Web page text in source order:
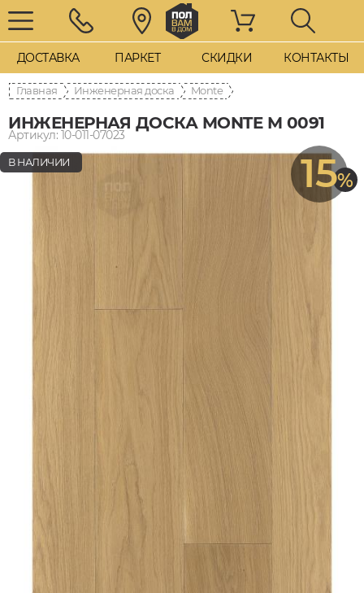
ДОСТАВКА ПАРКЕТ СКИДКИ КОНТАКТЫ
Главная Инженерная доска Monte
ИНЖЕНЕРНАЯ ДОСКА MONTE M 0091
Артикул: 10-011-07023
15%
В НАЛИЧИИ